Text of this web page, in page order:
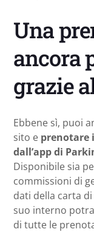
Una
ancora
grazie
Ebbene sì, puoi
sito e prenotare
dall’app di
Disponibile sia
commissioni di
dati della carta
suo interno
di tutte le